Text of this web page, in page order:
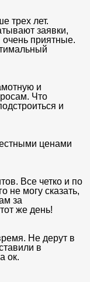
трех лет.
заявки,
очень приятные.
и
Что
и
ценами
Все четко и по
не могу сказать,
за
же день!
Не дерут в
в
ок.